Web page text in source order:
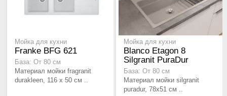
Мойка для кухни
Franke BFG 621
База: От 80 см
Материал мойки fragranit
durakleen, 116 х 50 см ..
Мойка для кухни
Blanco Etagon 8
Silgranit PuraDur
База: От 80 см
Материал мойки silgranit
puradur, 78x51 см ..